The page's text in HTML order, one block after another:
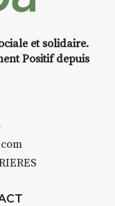
et solidaire.
Positif depuis